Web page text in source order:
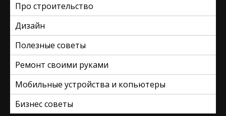
Про строительство
Дизайн
Полезные советы
Ремонт своими руками
Мобильные устройства и копьютеры
Бизнес советы